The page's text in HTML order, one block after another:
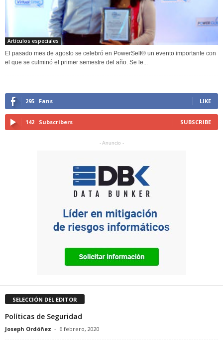
Artículos especiales
El pasado mes de agosto se celebró en PowerSelf® un evento importante con
el que se culminó el primer semestre del año. Se le...
295 Fans LIKE
142 Subscribers SUBSCRIBE
- Anuncio -
SELECCIÓN DEL EDITOR
Políticas de Seguridad
Joseph Ordóñez - 6 febrero, 2020